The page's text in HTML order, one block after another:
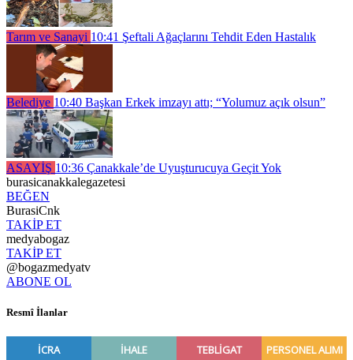
Tarım ve Sanayi 10:41 Şeftali Ağaçlarını Tehdit Eden Hastalık
Belediye 10:40 Başkan Erkek imzayı attı; “Yolumuz açık olsun”
ASAYİŞ 10:36 Çanakkale’de Uyuşturucuya Geçit Yok
burasicanakkalegazetesi
BEĞEN
BurasiCnk
TAKİP ET
medyabogaz
TAKİP ET
@bogazmedyatv
ABONE OL
Resmî İlanlar